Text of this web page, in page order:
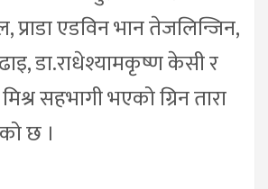
प्राडा एडविन भान तेजलिन्जिन,
डा.राधेश्यामकृष्ण केसी र
सहभागी भएको ग्रिन तारा
छ ।